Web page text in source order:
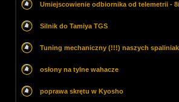
Umiejscowienie odbiornika od telemetrii -
Silnik do Tamiya TGS
Tuning mechaniczny (!!!) naszych
osłony na tylne wahacze
poprawa skrętu w Kyosho